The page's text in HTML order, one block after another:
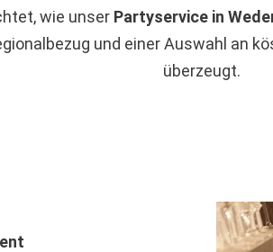
wie unser Partyservice in
und einer Auswahl an
überzeugt.